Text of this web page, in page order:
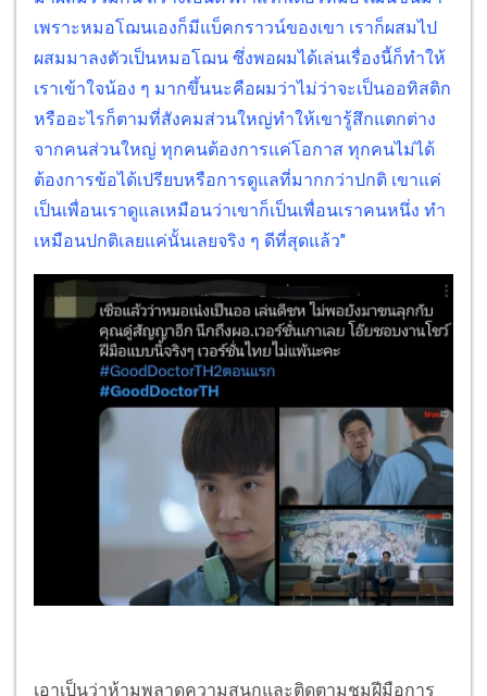
เพราะหมอโฌนเองก็มีแบ็คกราวน์ของเขา เราก็ผสมไป
ผสมมาลงตัวเป็นหมอโฌน ซึ่งพอผมได้เล่นเรื่องนี้ก็ทำให้
เราเข้าใจน้อง ๆ มากขึ้นนะคือผมว่าไม่ว่าจะเป็นออทิสติก
หรืออะไรก็ตามที่สังคมส่วนใหญ่ทำให้เขารู้สึกแตกต่าง
จากคนส่วนใหญ่ ทุกคนต้องการแค่โอกาส ทุกคนไม่ได้
ต้องการข้อได้เปรียบหรือการดูแลที่มากกว่าปกติ เขาแค่
เป็นเพื่อนเราดูแลเหมือนว่าเขาก็เป็นเพื่อนเราคนหนึ่ง ทำ
เหมือนปกติเลยแค่นั้นเลยจริง ๆ ดีที่สุดแล้ว"
เอาเป็นว่าห้ามพลาดความสนุกและติดตามชมฝีมือการ